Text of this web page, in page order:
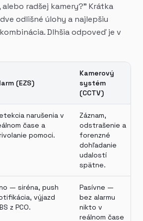
alebo radšej kamery?" Krátka
odlišné úlohy a najlepšiu
Dlhšia odpoveď je v
(EZS)
Kamerový
systém
(CCTV)
narušenia v
čase a
pomoci.
Záznam,
odstrašenie a
forenzné
dohľadanie
udalostí
spätne.
— siréna, push
výjazd
z PCO.
Pasívne —
bez alarmu
nikto v
reálnom čase